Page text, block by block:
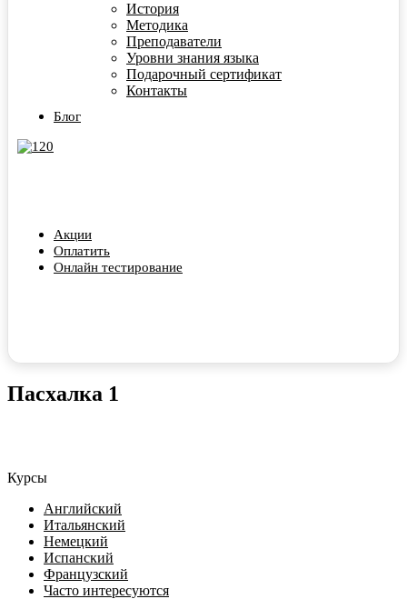
История
Методика
Преподаватели
Уровни знания языка
Подарочный сертификат
Контакты
Блог
Акции
Оплатить
Онлайн тестирование
Пасхалка 1
Курсы
Английский
Итальянский
Немецкий
Испанский
Французский
Часто интересуются